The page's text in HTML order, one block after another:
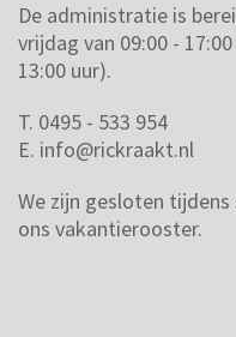
De administratie is
vrijdag van 09:00 -
13:00 uur).
T. 0495 - 533 954
E. info@rickraakt.nl
We zijn gesloten
ons vakantierooster.